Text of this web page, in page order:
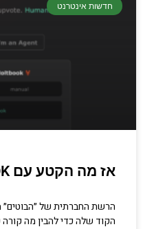
חדשות אינטרנט
אז מה הקטע עם MOLTBOOK?
הרשת החברתית של ״הבוטים״
הקוד שלה כדי להבין מה